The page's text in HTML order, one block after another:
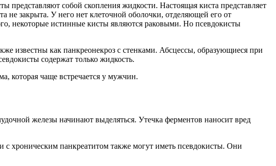
собой скопления жидкости. Настоящая киста представляет
не закрыта. У него нет клеточной оболочки, отделяющей его от
некоторые истинные кисты являются раковыми. Но псевдокисты
известны как панкреонекроз с стенками. Абсцессы, образующиеся при
содержат только жидкость.
которая чаще встречается у мужчин.
железы начинают выделяться. Утечка ферментов наносит вред
хроническим панкреатитом также могут иметь псевдокисты. Они